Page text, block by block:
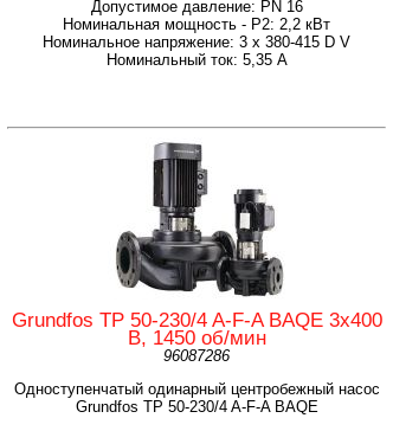
Допустимое давление: PN 16
Номинальная мощность - P2: 2,2 кВт
Номинальное напряжение: 3 x 380-415 D V
Номинальный ток: 5,35 А
Grundfos TP 50-230/4 A-F-A BAQE 3x400
В, 1450 об/мин
96087286
Одноступенчатый одинарный центробежный насос
Grundfos TP 50-230/4 A-F-A BAQE